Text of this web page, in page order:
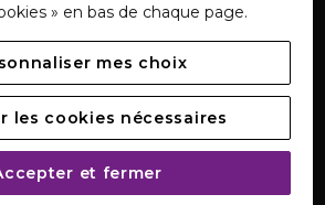
est disponible du lundi au
pour les personnes sourdes
» en bas de chaque page.
mes choix
les cookies nécessaires
et fermer